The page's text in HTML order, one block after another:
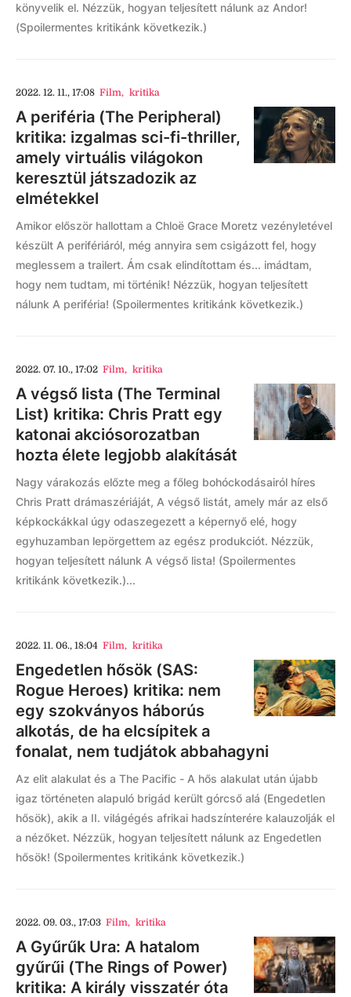
könyvelik el. Nézzük, hogyan teljesített nálunk az Andor!
(Spoilermentes kritikánk következik.)
2022. 12. 11., 17:08 Film, kritika
A periféria (The Peripheral)
kritika: izgalmas sci-fi-thriller,
amely virtuális világokon
keresztül játszadozik az
elmétekkel
Amikor először hallottam a Chloë Grace Moretz vezényletével
készült A perifériáról, még annyira sem csigázott fel, hogy
meglessem a trailert. Ám csak elindítottam és... imádtam,
hogy nem tudtam, mi történik! Nézzük, hogyan teljesített
nálunk A periféria! (Spoilermentes kritikánk következik.)
2022. 07. 10., 17:02 Film, kritika
A végső lista (The Terminal
List) kritika: Chris Pratt egy
katonai akciósorozatban
hozta élete legjobb alakítását
Nagy várakozás előzte meg a főleg bohóckodásairól híres
Chris Pratt drámaszériáját, A végső listát, amely már az első
képkockákkal úgy odaszegezett a képernyő elé, hogy
egyhuzamban lepörgettem az egész produkciót. Nézzük,
hogyan teljesített nálunk A végső lista! (Spoilermentes
kritikánk következik.)...
2022. 11. 06., 18:04 Film, kritika
Engedetlen hősök (SAS:
Rogue Heroes) kritika: nem
egy szokványos háborús
alkotás, de ha elcsípitek a
fonalat, nem tudjátok abbahagyni
Az elit alakulat és a The Pacific - A hős alakulat után újabb
igaz történeten alapuló brigád került górcső alá (Engedetlen
hősök), akik a II. világégés afrikai hadszínterére kalauzolják el
a nézőket. Nézzük, hogyan teljesített nálunk az Engedetlen
hősök! (Spoilermentes kritikánk következik.)
2022. 09. 03., 17:03 Film, kritika
A Gyűrűk Ura: A hatalom
gyűrűi (The Rings of Power)
kritika: A király visszatér óta